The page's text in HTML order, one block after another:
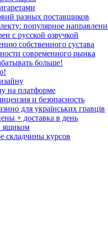
разных поставщиков
популярное
с русской озвучкой
собственного сустава
современного рынка
больше!
на платформе
и безопасность
для українських гравців
+ доставка в день
ящиком
складчины курсов